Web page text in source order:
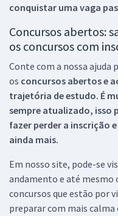
conquistar uma vaga
Concursos abertos:
os concursos com
Conte com a nossa ajuda
os concursos abertos e
trajetória de estudo. É
sempre atualizado, isso
fazer perder a inscrição
ainda mais.
Em nosso site, pode-se
andamento e até mesmo
concursos que estão por
preparar com mais